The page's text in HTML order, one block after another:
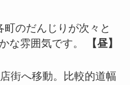
町のだんじりが次々と
な雰囲気です。
【昼】
街へ移動。比較的道幅